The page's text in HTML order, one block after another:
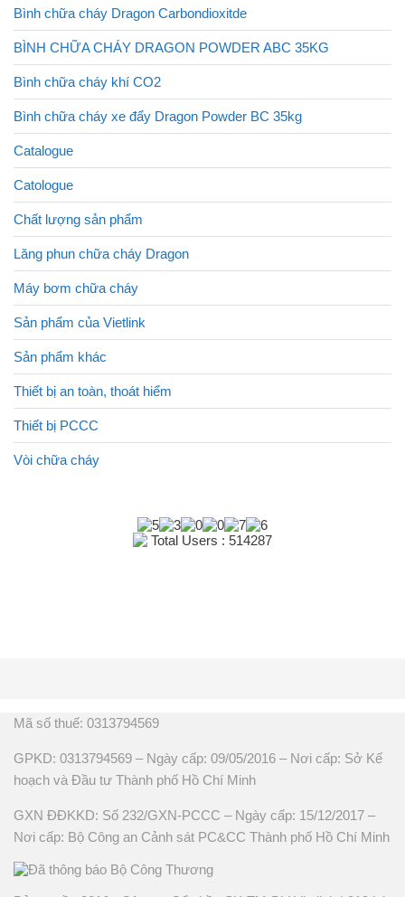
Bình chữa cháy Dragon Carbondioxitde
BÌNH CHỮA CHÁY DRAGON POWDER ABC 35KG
Bình chữa cháy khí CO2
Bình chữa cháy xe đẩy Dragon Powder BC 35kg
Catalogue
Catologue
Chất lượng sản phẩm
Lăng phun chữa cháy Dragon
Máy bơm chữa cháy
Sản phẩm của Vietlink
Sản phẩm khác
Thiết bị an toàn, thoát hiểm
Thiết bị PCCC
Vòi chữa cháy
Total Users : 514287
Mã số thuế: 0313794569
GPKD: 0313794569 – Ngày cấp: 09/05/2016 – Nơi cấp: Sở Kế
hoạch và Đầu tư Thành phố Hồ Chí Minh
GXN ĐĐKKD: Số 232/GXN-PCCC – Ngày cấp: 15/12/2017 –
Nơi cấp: Bộ Công an Cảnh sát PC&CC Thành phố Hồ Chí Minh